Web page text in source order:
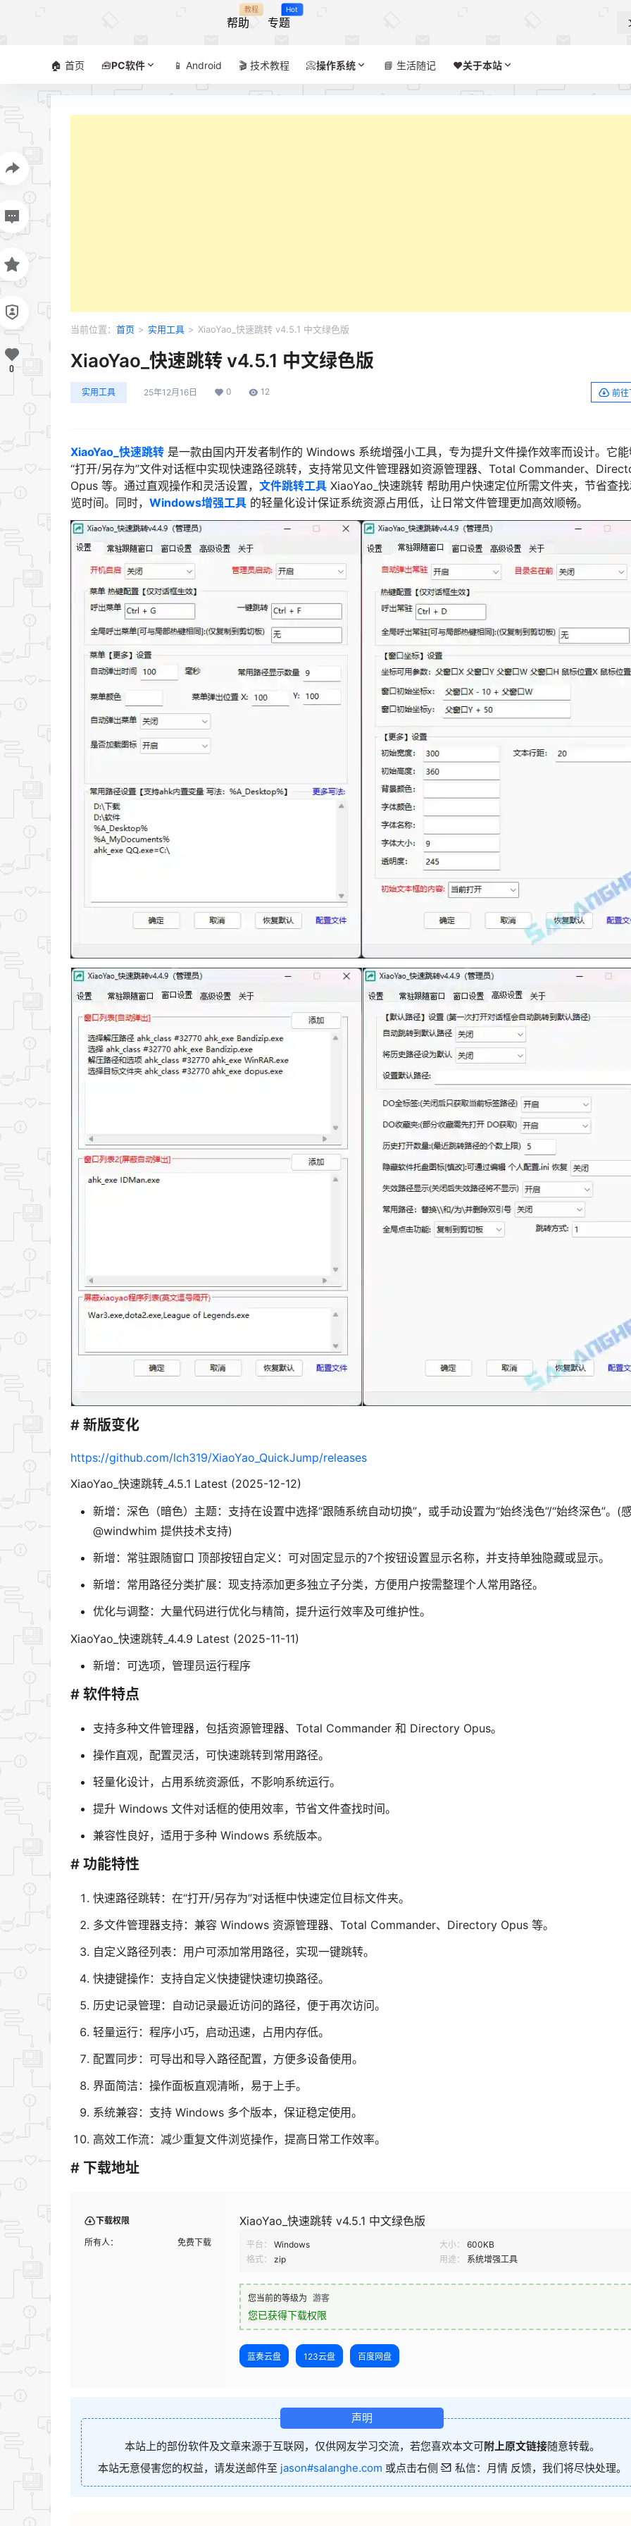
帮助
教程
专题
Hot
🏠 首页 🧰PC软件 📱 Android 🎬 技术教程 📀操作系统 📘 生活随记 ❤️‍关于本站
当前位置： 首页 > 实用工具 > XiaoYao_快速跳转 v4.5.1 中文绿色版
XiaoYao_快速跳转 v4.5.1 中文绿色版
实用工具 25年12月16日 0 12 前往
XiaoYao_快速跳转 是一款由国内开发者制作的 Windows 系统增强小工具，专为提升文件操作效率而设计。它
“打开/另存为”文件对话框中实现快速路径跳转，支持常见文件管理器如资源管理器、Total Commander、
Opus 等。通过直观操作和灵活设置， 文件跳转工具 XiaoYao_快速跳转 帮助用户快速定位所需文件夹，节省查
览时间。同时， Windows增强工具 的轻量化设计保证系统资源占用低，让日常文件管理更加高效顺畅。
# 新版变化
https://github.com/lch319/XiaoYao_QuickJump/releases
XiaoYao_快速跳转_4.5.1 Latest (2025-12-12)
新增：深色（暗色）主题：支持在设置中选择“跟随系统自动切换”，或手动设置为“始终浅色”/“始终深色”。(
@windwhim 提供技术支持)
新增：常驻跟随窗口 顶部按钮自定义：可对固定显示的7个按钮设置显示名称，并支持单独隐藏或显示。
新增：常用路径分类扩展：现支持添加更多独立子分类，方便用户按需整理个人常用路径。
优化与调整：大量代码进行优化与精简，提升运行效率及可维护性。
XiaoYao_快速跳转_4.4.9 Latest (2025-11-11)
新增：可选项，管理员运行程序
# 软件特点
支持多种文件管理器，包括资源管理器、Total Commander 和 Directory Opus。
操作直观，配置灵活，可快速跳转到常用路径。
轻量化设计，占用系统资源低，不影响系统运行。
提升 Windows 文件对话框的使用效率，节省文件查找时间。
兼容性良好，适用于多种 Windows 系统版本。
# 功能特性
快速路径跳转：在“打开/另存为”对话框中快速定位目标文件夹。
多文件管理器支持：兼容 Windows 资源管理器、Total Commander、Directory Opus 等。
自定义路径列表：用户可添加常用路径，实现一键跳转。
快捷键操作：支持自定义快捷键快速切换路径。
历史记录管理：自动记录最近访问的路径，便于再次访问。
轻量运行：程序小巧，启动迅速，占用内存低。
配置同步：可导出和导入路径配置，方便多设备使用。
界面简洁：操作面板直观清晰，易于上手。
系统兼容：支持 Windows 多个版本，保证稳定使用。
高效工作流：减少重复文件浏览操作，提高日常工作效率。
# 下载地址
下载权限
所有人： 免费下载
XiaoYao_快速跳转 v4.5.1 中文绿色版
平台： Windows 大小：
600KB
格式：
zip 用途： 系统增强工具
您当前的等级为 游客
您已获得下载权限
蓝奏云盘 123云盘 百度网盘
声明
本站上的部份软件及文章来源于互联网，仅供网友学习交流，若您喜欢本文可附上原文链接随意转载。
本站无意侵害您的权益，请发送邮件至 jason#salanghe.com 或点击右侧 私信：月情 反馈，我们将尽快处理。
0